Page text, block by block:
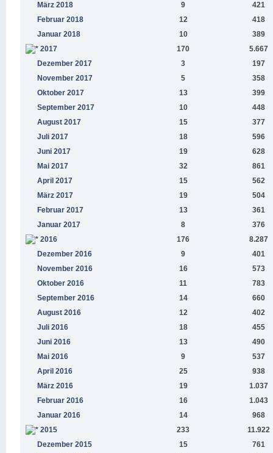
März 2018
9
421
Februar 2018
12
418
Januar 2018
10
389
2017
170
5.667
Dezember 2017
3
197
November 2017
5
358
Oktober 2017
13
399
September 2017
10
448
August 2017
15
377
Juli 2017
18
596
Juni 2017
19
628
Mai 2017
32
861
April 2017
15
562
März 2017
19
504
Februar 2017
13
361
Januar 2017
8
376
2016
176
8.287
Dezember 2016
9
401
November 2016
16
573
Oktober 2016
11
783
September 2016
14
660
August 2016
12
402
Juli 2016
18
455
Juni 2016
13
490
Mai 2016
9
537
April 2016
25
938
März 2016
19
1.037
Februar 2016
16
1.043
Januar 2016
14
968
2015
233
11.922
Dezember 2015
15
761